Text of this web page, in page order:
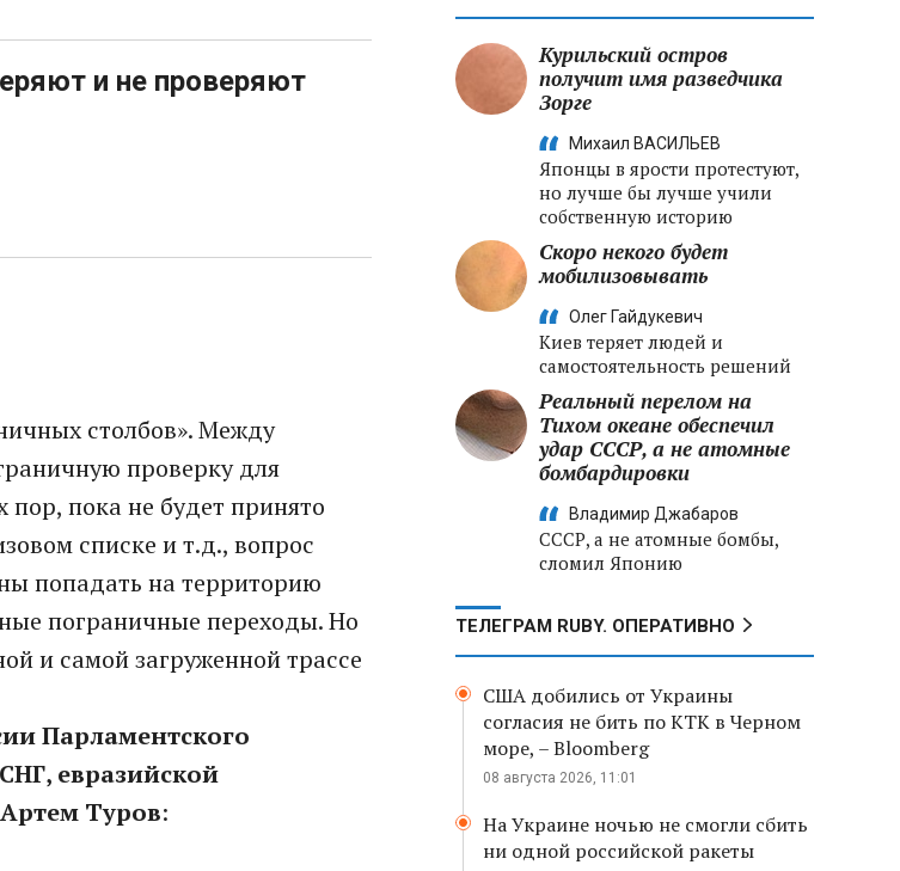
и не проверяют
столбов». Между
проверку для
пор, пока не будет принято
списке и т.д., вопрос
попадать на территорию
пограничные переходы. Но
и самой загруженной трассе
Парламентского
евразийской
Туров:
e‑торговле, биржевому рынку и
ученым званиям
Курильский остров
получит имя разведчика
Зорге
Михаил ВАСИЛЬЕВ
Японцы в ярости протестуют,
но лучше бы лучше учили
собственную историю
Скоро некого будет
мобилизовывать
Олег Гайдукевич
Киев теряет людей и
самостоятельность решений
Реальный перелом на
Тихом океане обеспечил
удар СССР, а не атомные
бомбардировки
Владимир Джабаров
СССР, а не атомные бомбы,
сломил Японию
ТЕЛЕГРАМ RUBY. ОПЕРАТИВНО
США добились от Украины
согласия не бить по КТК в Черном
море, – Bloomberg
08 августа 2026, 11:01
На Украине ночью не смогли сбить
ни одной российской ракеты